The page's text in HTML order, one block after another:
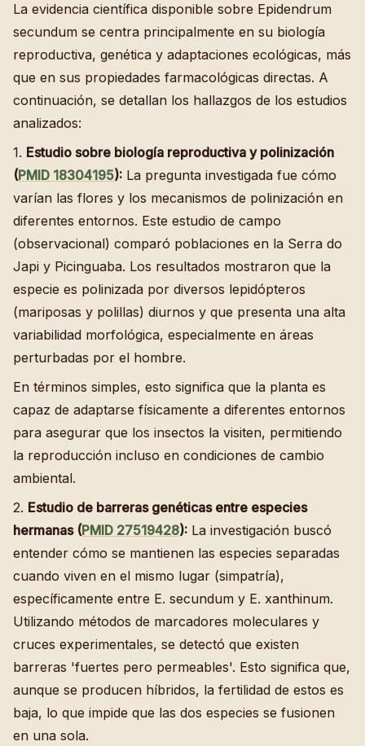
La evidencia científica disponible sobre Epidendrum
secundum se centra principalmente en su biología
reproductiva, genética y adaptaciones ecológicas, más
que en sus propiedades farmacológicas directas. A
continuación, se detallan los hallazgos de los estudios
analizados:
1. Estudio sobre biología reproductiva y polinización
(PMID 18304195): La pregunta investigada fue cómo
varían las flores y los mecanismos de polinización en
diferentes entornos. Este estudio de campo
(observacional) comparó poblaciones en la Serra do
Japi y Picinguaba. Los resultados mostraron que la
especie es polinizada por diversos lepidópteros
(mariposas y polillas) diurnos y que presenta una alta
variabilidad morfológica, especialmente en áreas
perturbadas por el hombre.
En términos simples, esto significa que la planta es
capaz de adaptarse físicamente a diferentes entornos
para asegurar que los insectos la visiten, permitiendo
la reproducción incluso en condiciones de cambio
ambiental.
2. Estudio de barreras genéticas entre especies
hermanas (PMID 27519428): La investigación buscó
entender cómo se mantienen las especies separadas
cuando viven en el mismo lugar (simpatría),
específicamente entre E. secundum y E. xanthinum.
Utilizando métodos de marcadores moleculares y
cruces experimentales, se detectó que existen
barreras 'fuertes pero permeables'. Esto significa que,
aunque se producen híbridos, la fertilidad de estos es
baja, lo que impide que las dos especies se fusionen
en una sola.